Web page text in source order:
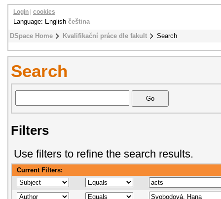
DSpace Home Kvalifikační práce dle fakult Search
Login cookies
Language: English čeština
Search
Filters
Use filters to refine the search results.
Current Filters: